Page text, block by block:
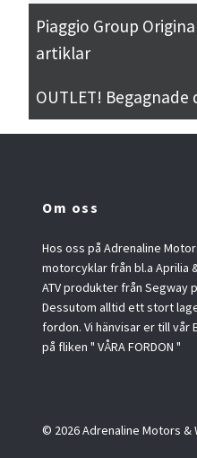
Piaggio Group
artiklar
OUTLET! Begagnade
Om oss
Hos oss på Adrenaline
motorcyklar från bl.a Aprilia
ATV produkter från Segway
Dessutom alltid ett stort
fordon. Vi hänvisar er till vår
på fliken " VÅRA FORDON "
© 2026 Adrenaline Motors &